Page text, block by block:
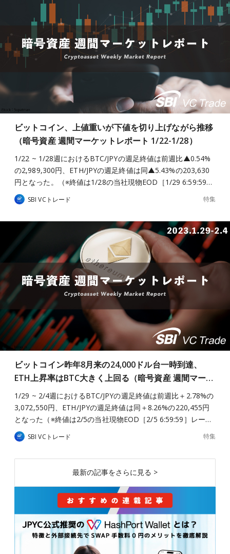
ビットコイン、上値重いが下値を切り上げながら推移
（暗号資産 週間マーケットレポート 1/22-1/28）
1/22 ~ 1/28週におけるBTC/JPYの週足終値は前週比▲0.54%
の2,989,300円、ETH/JPYの週足終値は同▲5.43%の203,630
円となった。（※終値は1/28の当社現物EOD［1/29 6:59:59…
SBI VCトレード 特集
ビットコイン昨年8月来の24,000ドル台一時到達、
ETH上昇率はBTC大きく上回る（暗号資産 週間マー…
1/29 ~ 2/4週におけるBTC/JPYの週足終値は前週比＋2.78%の
3,072,550円、ETH/JPYの週足終値は同＋8.26%の220,455円
となった（※終値は2/5の当社現物EOD［2/5 6:59:59］レー…
SBI VCトレード 特集
最新の記事をさらに見る >